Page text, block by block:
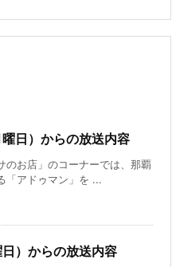
日）からの放送内容
のお店」のコーナーでは、那覇
「アドゥマン」を ...
）からの放送内容